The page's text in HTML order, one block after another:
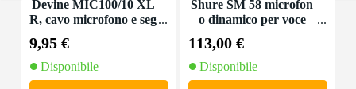
Devine MIC100/10 XL
R, cavo microfono e seg
9,95 €
Disponibile
Shure SM 58 microfon
o dinamico per voce
113,00 €
Disponibile